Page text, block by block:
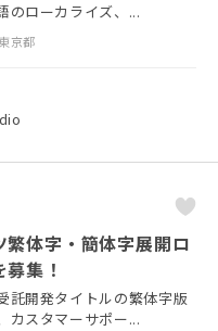
のローカライズ、...
東京都
繁体字・簡体字展開ロ
集！
託開発タイトルの繁体字版
カスタマーサポー...